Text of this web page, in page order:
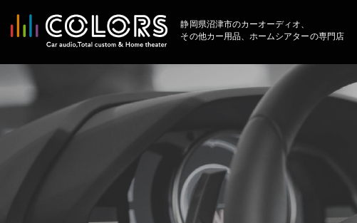
静岡県沼津市のカーオーディオ、
その他カー用品、ホームシアターの専門店